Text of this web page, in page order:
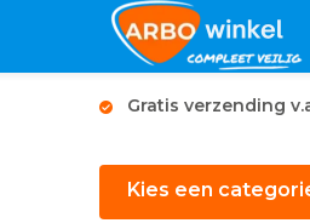
Gratis verzending
Kies een